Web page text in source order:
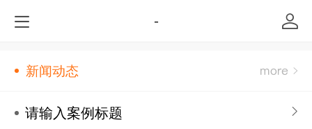
-
新闻动态
请输入案例标题